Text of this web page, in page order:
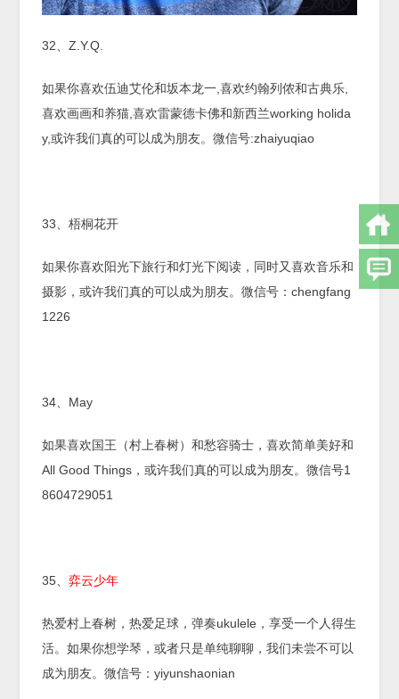
32、Z.Y.Q.
如果你喜欢伍迪艾伦和坂本龙一,喜欢约翰列侬和古典乐,
喜欢画画和养猫,喜欢雷蒙德卡佛和新西兰working holida
y,或许我们真的可以成为朋友。微信号:zhaiyuqiao
33、梧桐花开
如果你喜欢阳光下旅行和灯光下阅读，同时又喜欢音乐和
摄影，或许我们真的可以成为朋友。微信号：chengfang
1226
34、May
如果喜欢国王（村上春树）和愁容骑士，喜欢简单美好和
All Good Things，或许我们真的可以成为朋友。微信号1
8604729051
35、弈云少年
热爱村上春树，热爱足球，弹奏ukulele，享受一个人得生
活。如果你想学琴，或者只是单纯聊聊，我们未尝不可以
成为朋友。微信号：yiyunshaonian